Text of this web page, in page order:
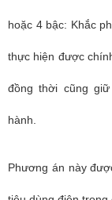
hoặc 4 bậc: Khắc
thực hiện được
đồng thời cũng
hành.
Phương án này